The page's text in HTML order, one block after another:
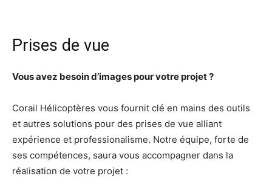
Prises de vue
Vous avez besoin d’images pour votre projet ?
Corail Hélicoptères vous fournit clé en mains des outils
et autres solutions pour des prises de vue alliant
expérience et professionalisme. Notre équipe, forte de
ses compétences, saura vous accompagner dans la
réalisation de votre projet :